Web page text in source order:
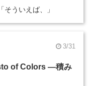
そういえば、」
3/31
of Colors ―積み